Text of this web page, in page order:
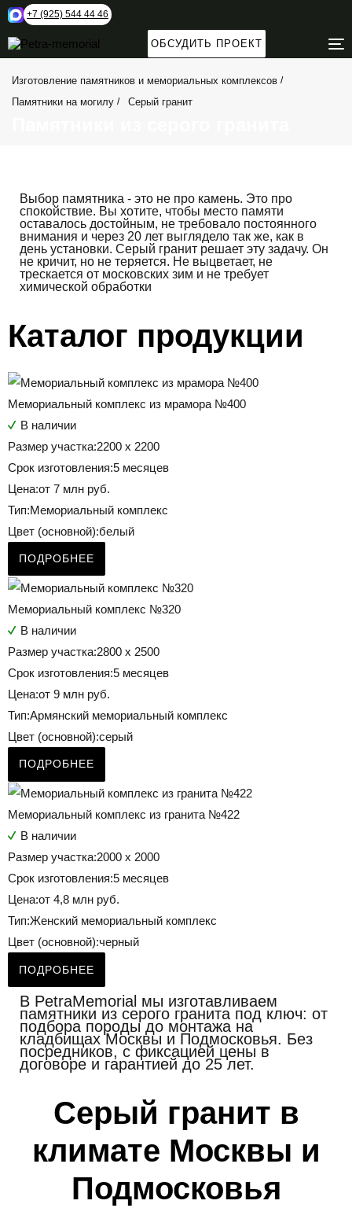
+7 (925) 544 44 46
ОБСУДИТЬ ПРОЕКТ
Изготовление памятников и мемориальных комплексов
Памятники на могилу
Серый гранит
Выбор памятника - это не про камень. Это про
спокойствие. Вы хотите, чтобы место памяти
оставалось достойным, не требовало постоянного
внимания и через 20 лет выглядело так же, как в
день установки. Серый гранит решает эту задачу. Он
не кричит, но не теряется. Не выцветает, не
трескается от московских зим и не требует
химической обработки
Каталог продукции
Мемориальный комплекс из мрамора №400
В наличии
Размер участка:2200 x 2200
Срок изготовления:5 месяцев
Цена:от 7 млн руб.
Тип:Мемориальный комплекс
Цвет (основной):белый
ПОДРОБНЕЕ
Мемориальный комплекс №320
В наличии
Размер участка:2800 х 2500
Срок изготовления:5 месяцев
Цена:от 9 млн руб.
Тип:Армянский мемориальный комплекс
Цвет (основной):серый
ПОДРОБНЕЕ
Мемориальный комплекс из гранита №422
В наличии
Размер участка:2000 х 2000
Срок изготовления:5 месяцев
Цена:от 4,8 млн руб.
Тип:Женский мемориальный комплекс
Цвет (основной):черный
ПОДРОБНЕЕ
В PetraMemorial мы изготавливаем
памятники из серого гранита под ключ: от
подбора породы до монтажа на
кладбищах Москвы и Подмосковья. Без
посредников, с фиксацией цены в
договоре и гарантией до 25 лет.
Серый гранит в
климате Москвы и
Подмосковья